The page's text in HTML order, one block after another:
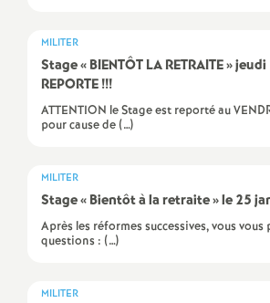
MILITER
Stage «BIENTÔTLARETRAITE»
REPORTE!!!
ATTENTION le Stage est reporté au
pour cause de (…)
MILITER
Stage «Bientôt à la retraite» le 25
Après les réformes successives, vous
questions : (…)
MILITER